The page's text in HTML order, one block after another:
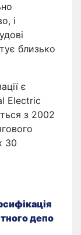
і
близько
є
Electric
з 2002
30
депо